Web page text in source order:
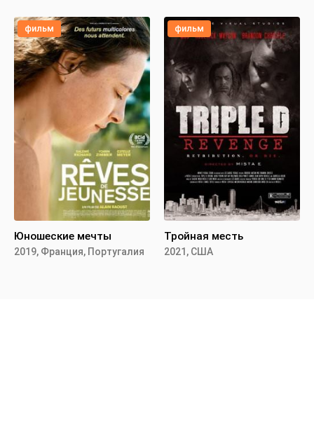
фильм
Юношеские мечты
2019, Франция, Португалия
фильм
Тройная месть
2021, США